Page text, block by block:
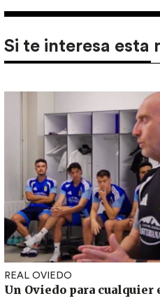
Si te interesa esta
REAL OVIEDO
Un Oviedo para cualquier